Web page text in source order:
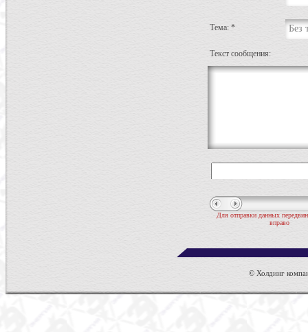
Тема: * Без
Текст сообщения:
Для отправки данных
вправо
© Холдинг